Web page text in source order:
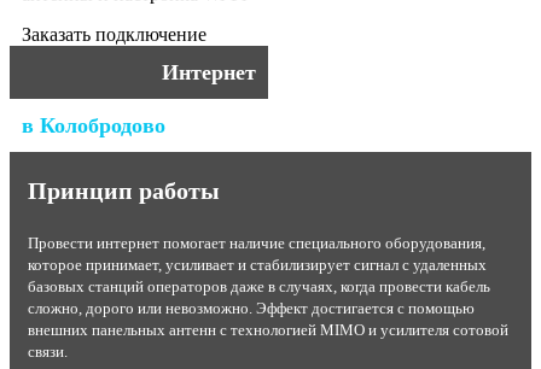
Заказать подключение
Интернет
в Колобродово
Принцип работы
Провести интернет помогает наличие специального оборудования,
которое принимает, усиливает и стабилизирует сигнал с удаленных
базовых станций операторов даже в случаях, когда провести кабель
сложно, дорого или невозможно. Эффект достигается с помощью
внешних панельных антенн с технологией MIMO и усилителя сотовой
связи.